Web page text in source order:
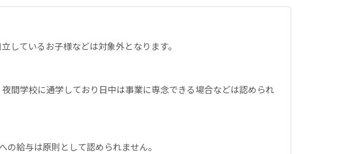
しているお子様などは対象外となります。
間学校に通学しており日中は事業に専念できる場合などは認められ
給与は原則として認められません。